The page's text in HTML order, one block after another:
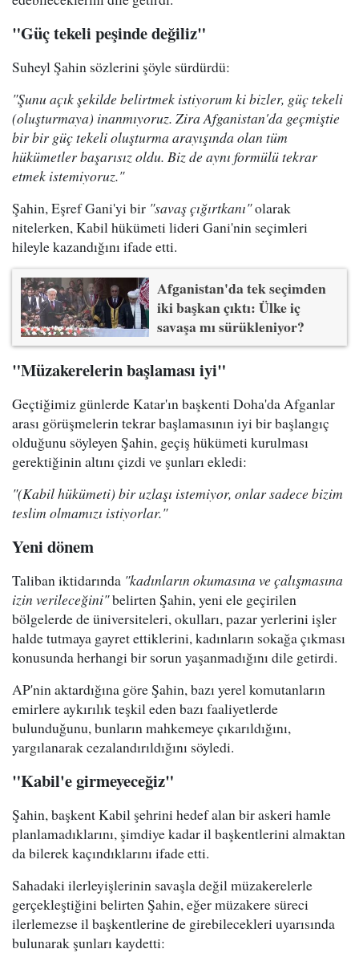
"Güç tekeli peşinde değiliz"
Suheyl Şahin sözlerini şöyle sürdürdü:
"Şunu açık şekilde belirtmek istiyorum ki bizler, güç tekeli
(oluşturmaya) inanmıyoruz. Zira Afganistan'da geçmiştie
bir bir güç tekeli oluşturma arayışında olan tüm
hükümetler başarısız oldu. Biz de aynı formülü tekrar
etmek istemiyoruz."
Şahin, Eşref Gani'yi bir "savaş çığırtkanı"olarak
nitelerken, Kabil hükümeti lideri Gani'nin seçimleri
hileyle kazandığını ifade etti.
Afganistan'da tek seçimden
iki başkan çıktı: Ülke iç
savaşa mı sürükleniyor?
"Müzakerelerin başlaması iyi"
Geçtiğimiz günlerde Katar'ın başkenti Doha'da Afganlar
arası görüşmelerin tekrar başlamasının iyi bir başlangıç
olduğunu söyleyen Şahin, geçiş hükümeti kurulması
gerektiğinin altını çizdi ve şunları ekledi:
"(Kabil hükümeti) bir uzlaşı istemiyor, onlar sadece bizim
teslim olmamızı istiyorlar."
Yeni dönem
Taliban iktidarında "kadınların okumasına ve çalışmasına
izin verileceğini"belirten Şahin, yeni ele geçirilen
bölgelerde de üniversiteleri, okulları, pazar yerlerini işler
halde tutmaya gayret ettiklerini, kadınların sokağa çıkması
konusunda herhangi bir sorun yaşanmadığını dile getirdi.
AP'nin aktardığına göre Şahin, bazı yerel komutanların
emirlere aykırılık teşkil eden bazı faaliyetlerde
bulunduğunu, bunların mahkemeye çıkarıldığını,
yargılanarak cezalandırıldığını söyledi.
"Kabil'e girmeyeceğiz"
Şahin, başkent Kabil şehrini hedef alan bir askeri hamle
planlamadıklarını, şimdiye kadar il başkentlerini almaktan
da bilerek kaçındıklarını ifade etti.
Sahadaki ilerleyişlerinin savaşla değil müzakerelerle
gerçekleştiğini belirten Şahin, eğer müzakere süreci
ilerlemezse il başkentlerine de girebilecekleri uyarısında
bulunarak şunları kaydetti: